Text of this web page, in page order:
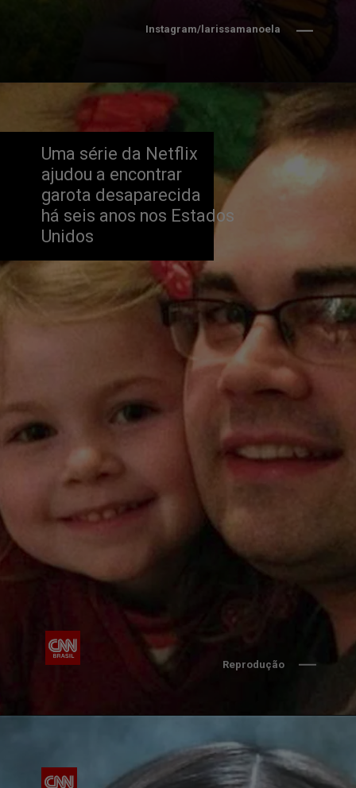
Instagram/larissamanoela
Uma série da Netflix
ajudou a encontrar
garota desaparecida
há seis anos nos Estados
Unidos
Reprodução